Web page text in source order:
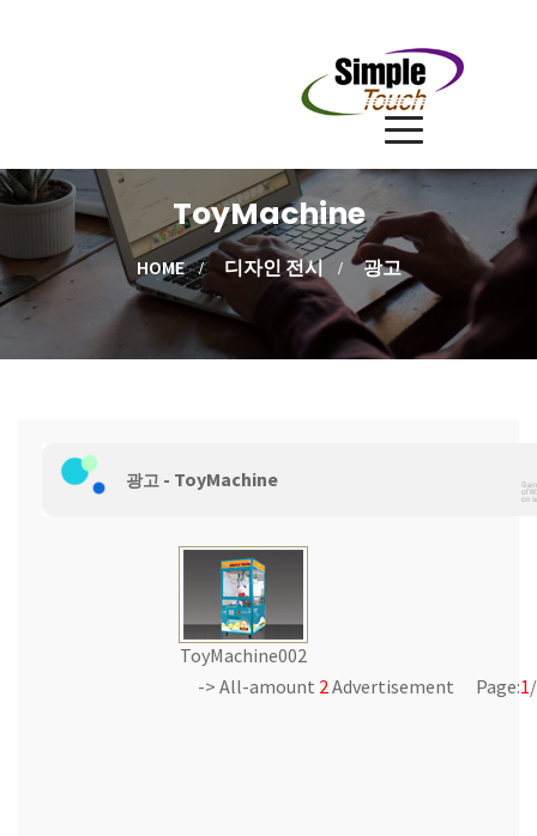
ToyMachine
HOME 디자인 전시 광고
광고 - ToyMachine
ToyMachine002
-> All-amount 2Advertisement Page:1